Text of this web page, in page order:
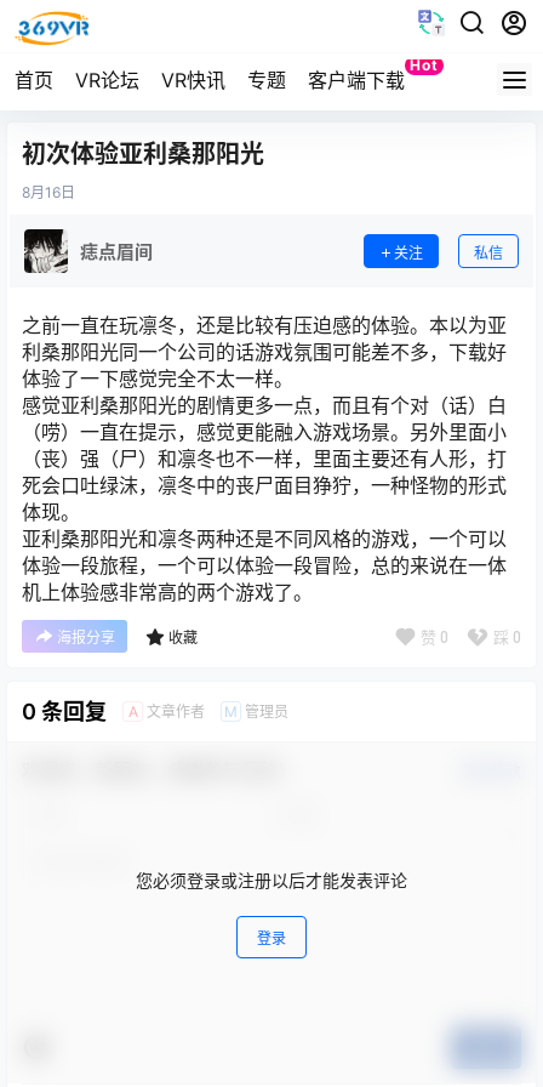
首页 VR论坛 VR快讯 专题 客户端下载
Hot
Quest
初次体验亚利桑那阳光
8月 16日
痣点眉间 关注 私信
之前一直在玩凛冬，还是比较有压迫感的体验。本以为亚
利桑那阳光同一个公司的话游戏氛围可能差不多，下载好
体验了一下感觉完全不太一样。
感觉亚利桑那阳光的剧情更多一点，而且有个对（话）白
（唠）一直在提示，感觉更能融入游戏场景。另外里面小
（丧）强（尸）和凛冬也不一样，里面主要还有人形，打
死会口吐绿沫，凛冬中的丧尸面目狰狞，一种怪物的形式
体现。
亚利桑那阳光和凛冬两种还是不同风格的游戏，一个可以
体验一段旅程，一个可以体验一段冒险，总的来说在一体
机上体验感非常高的两个游戏了。
海报分享 收藏 赞 0 踩 0
0 条回复 A 文章作者 M 管理员
您必须登录或注册以后才能发表评论
登录